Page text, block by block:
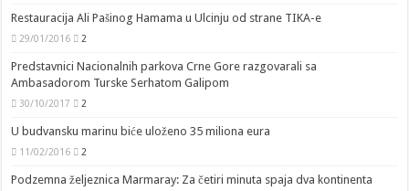
Restauracija Ali Pašinog Hamama u Ulcinju od strane TIKA-e
29/01/2016 2
Predstavnici Nacionalnih parkova Crne Gore razgovarali sa
Ambasadorom Turske Serhatom Galipom
30/10/2017 2
U budvansku marinu biće uloženo 35 miliona eura
11/02/2016 2
Podzemna željeznica Marmaray: Za četiri minuta spaja dva kontinenta